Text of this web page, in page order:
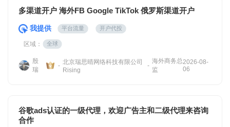
多渠道开户 海外FB Google TikTok 俄罗斯渠道开户
我提供 平台流量 开户代投
区域： 全球
殷
瑞
-
北京瑞思晴网络科技有限公司
Rising
-
海外商务总
监
2026-08-
06
谷歌ads认证的一级代理，欢迎广告主和二级代理来咨询
合作